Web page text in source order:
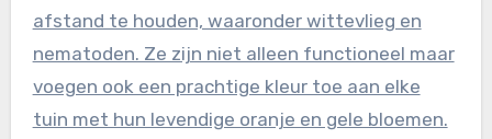
afstand te houden, waaronder wittevlieg en
nematoden. Ze zijn niet alleen functioneel maar
voegen ook een prachtige kleur toe aan elke
tuin met hun levendige oranje en gele bloemen.